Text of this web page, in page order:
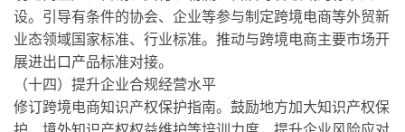
设。引导有条件的协会、企业等参与制定跨境电商等外贸新
业态领域国家标准、行业标准。推动与跨境电商主要市场开
展进出口产品标准对接。
（十四）提升企业合规经营水平
修订跨境电商知识产权保护指南。鼓励地方加大知识产权保